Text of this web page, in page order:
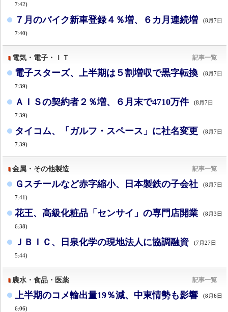
7:42)
７月のバイク新車登録４％増、６カ月連続増 (8月7日
7:40)
電気・電子・ＩＴ 記事一覧
電子スターズ、上半期は５割増収で黒字転換 (8月7日
7:39)
ＡＩＳの契約者２％増、６月末で4710万件 (8月7日
7:39)
タイコム、「ガルフ・スペース」に社名変更 (8月7日
7:39)
金属・その他製造 記事一覧
Ｇスチールなど赤字縮小、日本製鉄の子会社 (8月7日
7:41)
花王、高級化粧品「センサイ」の専門店開業 (8月3日
6:38)
ＪＢＩＣ、日泉化学の現地法人に協調融資 (7月27日
5:44)
農水・食品・医薬 記事一覧
上半期のコメ輸出量19％減、中東情勢も影響 (8月6日
6:06)